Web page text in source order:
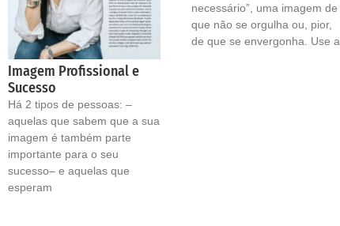
Imagem Profissional e
Sucesso
Há 2 tipos de pessoas: –
aquelas que sabem que a sua
imagem é também parte
importante para o seu
sucesso– e aquelas que
esperam
necessário”, uma imagem de
que não se orgulha ou, pior,
de que se envergonha. Use a